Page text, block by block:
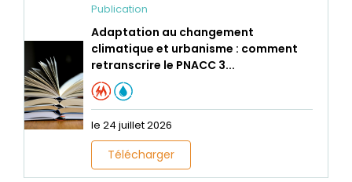
Publication
Adaptation au changement
climatique et urbanisme : comment
retranscrire le PNACC 3...
le 24 juillet 2026
Télécharger